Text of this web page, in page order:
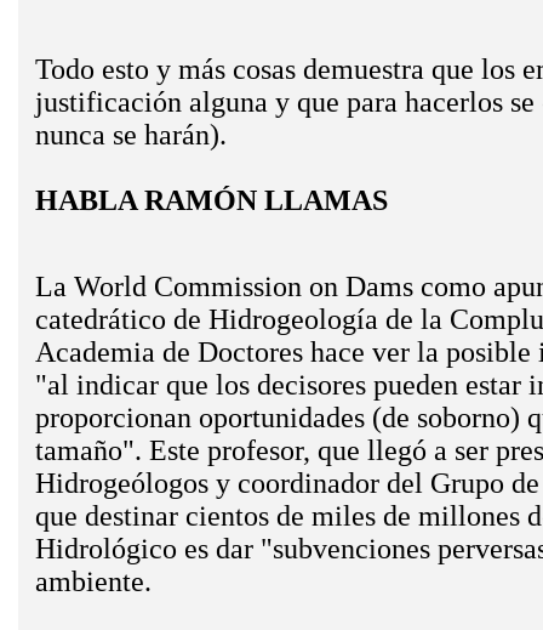
Todo esto ­y más cosas­ demuestra que los
justificación alguna y que para hacerlos
nunca se harán).
HABLA RAMÓN LLAMAS
La World Commission on Dams ­como
catedrático de Hidrogeología de la
Academia de Doctores­ hace ver la
"al indicar que los decisores pueden estar
proporcionan oportunidades (de soborno)
tamaño". Este profesor, que llegó a ser
Hidrogeólogos y coordinador del Grupo
que destinar cientos de miles de millones
Hidrológico es dar "subvenciones
ambiente.